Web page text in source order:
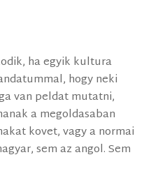
ha egyik kultura
hogy neki
van peldat mutatni,
a megoldasaban
kovet, vagy a normai
sem az angol. Sem